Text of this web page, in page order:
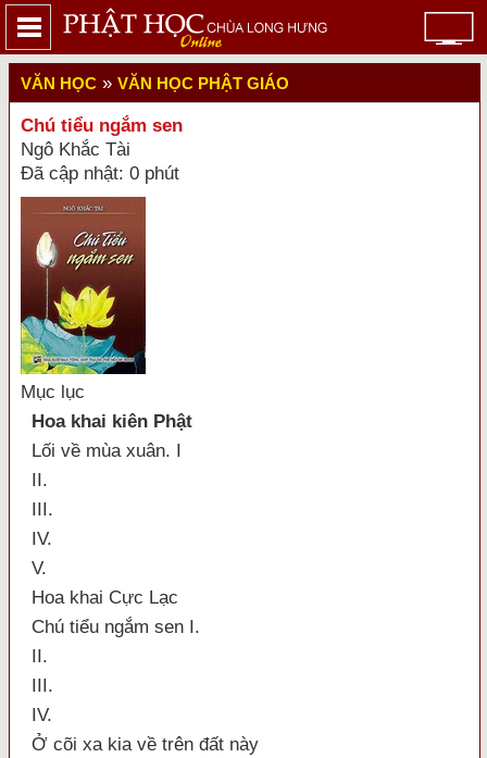
VĂN HỌC » VĂN HỌC PHẬT GIÁO
Chú tiểu ngắm sen
Ngô Khắc Tài
Đã cập nhật: 0 phút
Mục lục
Hoa khai kiên Phật
Lối về mùa xuân. I
II.
III.
IV.
V.
Hoa khai Cực Lạc
Chú tiểu ngắm sen I.
II.
III.
IV.
Ở cõi xa kia về trên đất này